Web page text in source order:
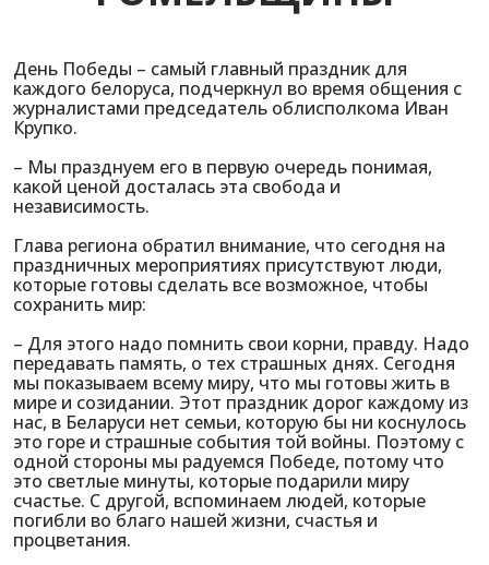
День Победы – самый главный праздник для
каждого белоруса, подчеркнул во время общения с
журналистами председатель облисполкома Иван
Крупко.
– Мы празднуем его в первую очередь понимая,
какой ценой досталась эта свобода и
независимость.
Глава региона обратил внимание, что сегодня на
праздничных мероприятиях присутствуют люди,
которые готовы сделать все возможное, чтобы
сохранить мир:
– Для этого надо помнить свои корни, правду. Надо
передавать память, о тех страшных днях. Сегодня
мы показываем всему миру, что мы готовы жить в
мире и созидании. Этот праздник дорог каждому из
нас, в Беларуси нет семьи, которую бы ни коснулось
это горе и страшные события той войны. Поэтому с
одной стороны мы радуемся Победе, потому что
это светлые минуты, которые подарили миру
счастье. С другой, вспоминаем людей, которые
погибли во благо нашей жизни, счастья и
процветания.